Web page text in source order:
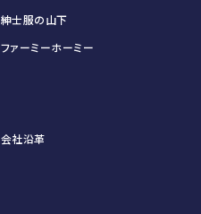
紳士服の山下
ファーミーホーミー
会社沿革